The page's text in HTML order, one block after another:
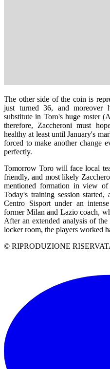
The other side of the coin is
just turned 36, and moreover
substitute in Toro's huge roster
therefore, Zaccheroni must
healthy at least until January's
forced to make another change
perfectly.
Tomorrow Toro will face local
friendly, and most likely
mentioned formation in view of
Today's training session
Centro Sisport under an
former Milan and Lazio coach,
After an extended analysis of
locker room, the players worked
© RIPRODUZIONE